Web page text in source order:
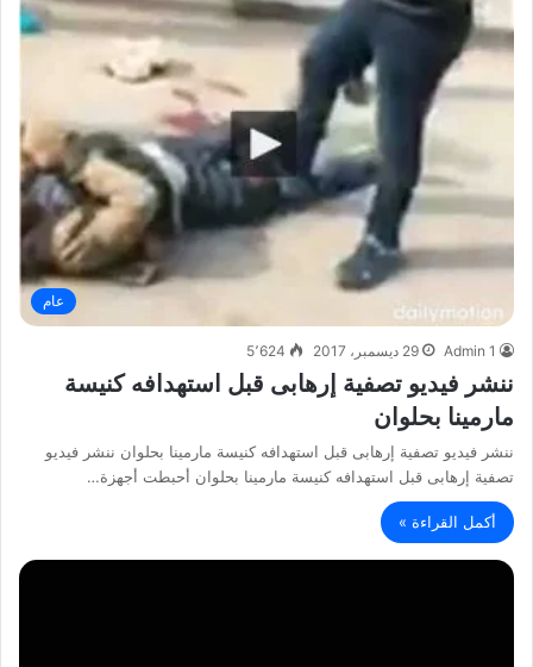
عام
Admin 1 29 ديسمبر، 2017 5٬624
ننشر فيديو تصفية إرهابى قبل استهدافه كنيسة
مارمينا بحلوان
ننشر فيديو تصفية إرهابى قبل استهدافه كنيسة مارمينا بحلوان ننشر فيديو
تصفية إرهابى قبل استهدافه كنيسة مارمينا بحلوان أحبطت أجهزة…
أكمل القراءة »